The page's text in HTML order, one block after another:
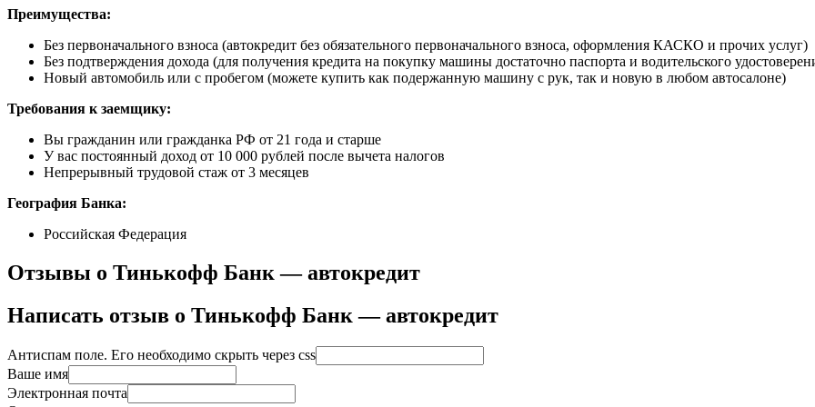
Преимущества:
Без первоначального взноса (автокредит без обязательного первоначального взноса, оформления КАСКО и прочих услуг)
Без подтверждения дохода (для получения кредита на покупку машины достаточно паспорта и водительского
Новый автомобиль или с пробегом (можете купить как подержанную машину с рук, так и новую в любом автосалоне)
Требования к заемщику:
Вы гражданин или гражданка РФ от 21 года и старше
У вас постоянный доход от 10 000 рублей после вычета налогов
Непрерывный трудовой стаж от 3 месяцев
География Банка:
Российская Федерация
Отзывы о Тинькофф Банк — автокредит
Написать отзыв о Тинькофф Банк — автокредит
Антиспам поле. Его необходимо скрыть через css
Ваше имя
Электронная почта